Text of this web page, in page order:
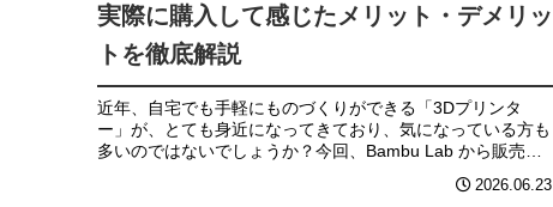
実際に購入して感じたメリット・デメリッ
トを徹底解説
近年、自宅でも手軽にものづくりができる「3Dプリンタ
ー」が、とても身近になってきており、気になっている方も
多いのではないでしょうか？今回、Bambu Lab から販売さ
れている「A1 mini」を購入し、役1ヶ月間使用してみた感想
2026.06.23